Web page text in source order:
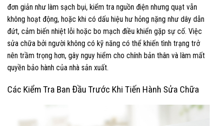
đơn giản như làm sạch bụi, kiểm tra nguồn điện nhưng quạt vẫn
không hoạt động, hoặc khi có dấu hiệu hư hỏng nặng như dây dẫn
đứt, cảm biến nhiệt lỗi hoặc bo mạch điều khiển gặp sự cố. Việc
sửa chữa bởi người không có kỹ năng có thể khiến tình trạng trở
nên trầm trọng hơn, gây nguy hiểm cho chính bản thân và làm mất
quyền bảo hành của nhà sản xuất.
Các Kiểm Tra Ban Đầu Trước Khi Tiến Hành Sửa Chữa